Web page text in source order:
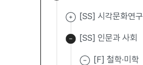
[SS] 시각문화연구
[SS] 인문과 사회
[F] 철학·미학